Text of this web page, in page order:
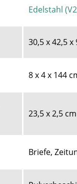
Edelstahl
30,5 x 42,5 x
8 x 4 x 144
23,5 x 2,5 cm
Briefe,